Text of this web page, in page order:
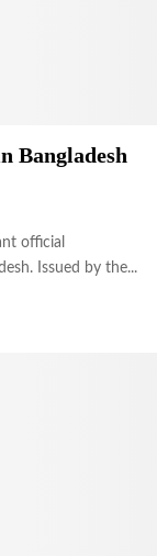
Bangladesh
official
Issued by the...